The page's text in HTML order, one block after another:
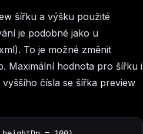
šířku a výšku použité
je podobné jako u
To je možné změnit
Maximální hodnota pro šířku i
čísla se šířka preview